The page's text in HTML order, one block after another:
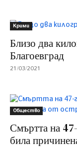
Крими
Близо два
Благоевград
21/03/2021
Общество
Смъртта на
била